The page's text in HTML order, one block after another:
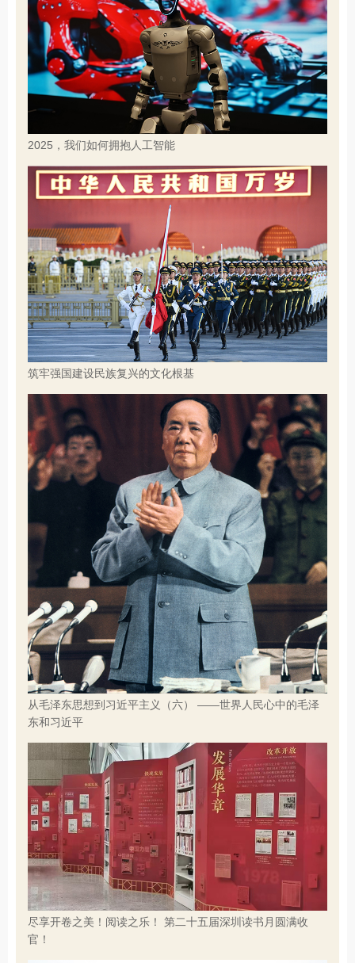
2025，我们如何拥抱人工智能
筑牢强国建设民族复兴的文化根基
从毛泽东思想到习近平主义（六） ——世界人民心中的毛泽
东和习近平
尽享开卷之美！阅读之乐！ 第二十五届深圳读书月圆满收
官！